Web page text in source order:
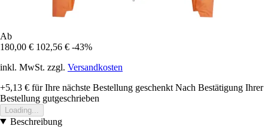
Ab
180,00 € 102,56 € -43%
inkl. MwSt. zzgl. Versandkosten
+5,13 € für Ihre nächste Bestellung geschenkt Nach Bestätigung Ihrer
Bestellung gutgeschrieben
Loading...
Beschreibung